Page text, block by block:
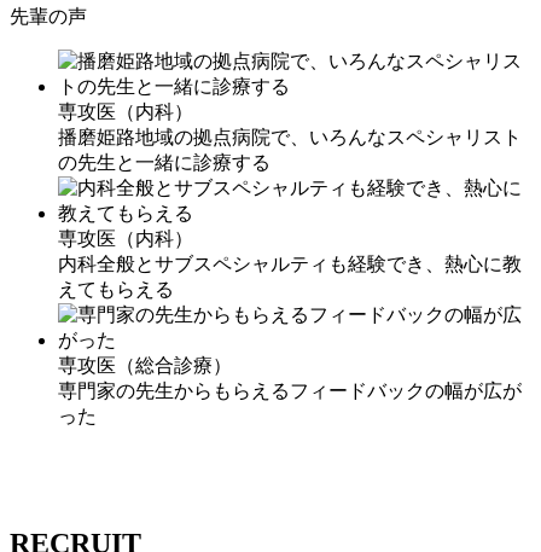
先輩の声
専攻医（内科）
播磨姫路地域の拠点病院で、いろんなスペシャリスト
の先生と一緒に診療する
専攻医（内科）
内科全般とサブスペシャルティも経験でき、熱心に教
えてもらえる
専攻医（総合診療）
専門家の先生からもらえるフィードバックの幅が広が
った
RECRUIT